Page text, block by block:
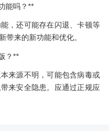
能吗？**
，还可能存在闪退、卡顿等
带来的新功能和优化。
？**
来源不明，可能包含病毒或
来安全隐患。应通过正规应